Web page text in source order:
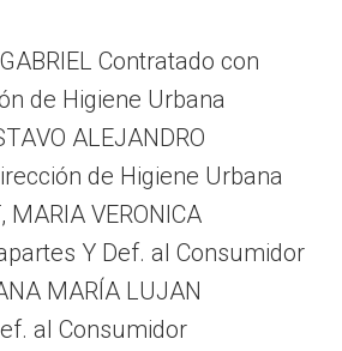
Contratado con
de Higiene Urbana
ALEJANDRO
de Higiene Urbana
MARIA VERONICA
Y Def. al Consumidor
MARÍA LUJAN
al Consumidor